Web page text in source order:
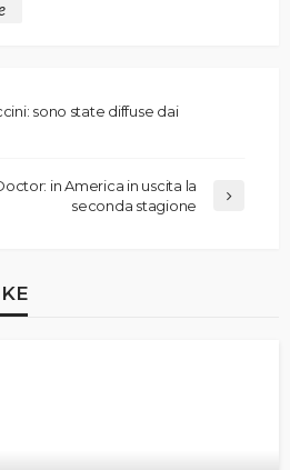
sono state diffuse dai
in America in uscita la
seconda stagione